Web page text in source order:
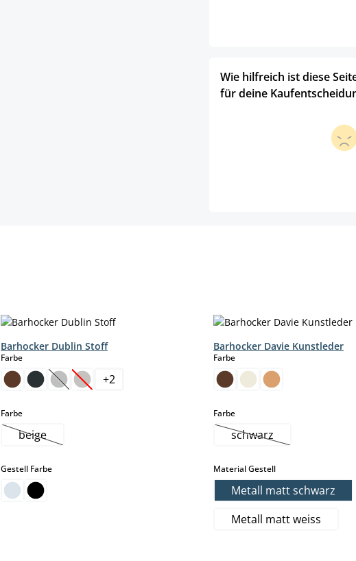
Wie hilfreich ist diese
für deine
Barhocker Dublin Stoff
Farbeauswählen
(Diese Option ist zurzeit nicht verfügbar.)
(Diese Option ist zurzeit nicht verfügbar.)
+2
Farbeauswählen
beige(Diese Option ist zurzeit nicht verfügbar.)
Gestell Farbeauswählen
Barhocker Davie Kunstleder
Farbeauswählen
Farbeauswählen
schwarz(Diese Option ist
Material Gestellauswählen
Metall matt schwarz
Metall matt weiss